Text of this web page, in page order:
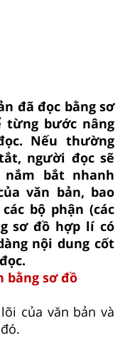
đã đọc bằng sơ
bước nâng
Nếu thường
người đọc sẽ
bắt nhanh
văn bản, bao
bộ phận (các
sơ đồ hợp lí có
nội dung cốt
bằng sơ đồ
của văn bản và